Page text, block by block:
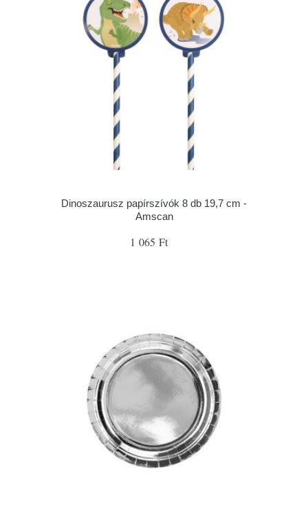
Dinoszaurusz papírszívók 8 db 19,7 cm -
Amscan
1 065 Ft